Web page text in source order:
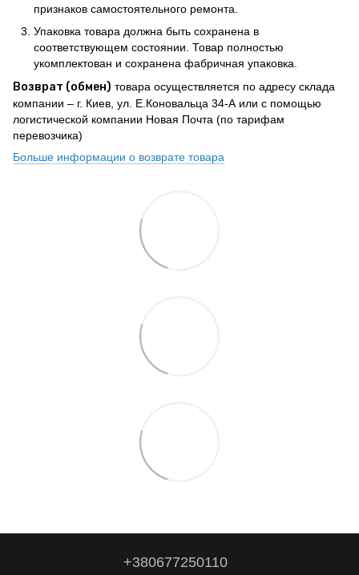
признаков самостоятельного ремонта.
Упаковка товара должна быть сохранена в
соответствующем состоянии. Товар полностью
укомплектован и сохранена фабричная упаковка.
Возврат (обмен) товара осуществляется по адресу склада
компании – г. Киев, ул. Е.Коновальца 34-А или с помощью
логистической компании Новая Почта (по тарифам
перевозчика)
Больше информации о возврате товара
+380677250110